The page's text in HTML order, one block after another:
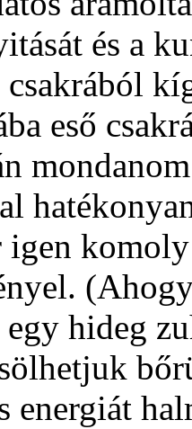
és a
eső
igen
hideg
energiát